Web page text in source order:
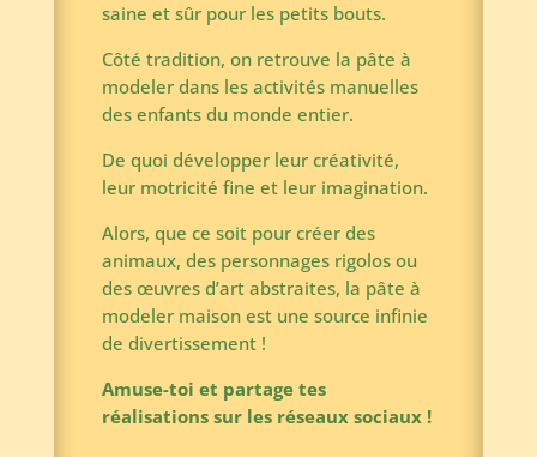
saine et sûr pour les petits bouts.
Côté tradition, on retrouve la pâte à
modeler dans les activités manuelles
des enfants du monde entier.
De quoi développer leur créativité,
leur motricité fine et leur imagination.
Alors, que ce soit pour créer des
animaux, des personnages rigolos ou
des œuvres d’art abstraites, la pâte à
modeler maison est une source infinie
de divertissement !
Amuse-toi et partage tes
réalisations sur les réseaux sociaux !